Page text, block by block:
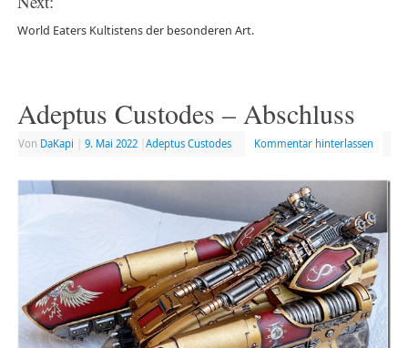
World Eaters Kultistens der besonderen Art.
Adeptus Custodes – Abschluss
Von DaKapi 9. Mai 2022 Adeptus Custodes Kommentar hinterlassen